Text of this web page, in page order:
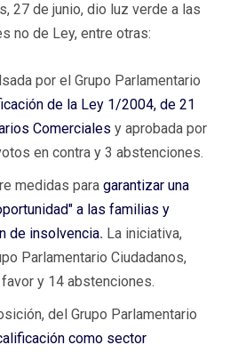
27 de junio, dio luz verde a las
no de Ley, entre otras:
por el Grupo Parlamentario
de la Ley 1/2004, de 21
Comerciales y aprobada por
en contra y 3 abstenciones.
medidas para garantizar una
a las familias y
de insolvencia. La iniciativa,
Parlamentario Ciudadanos,
y 14 abstenciones.
del Grupo Parlamentario
como sector